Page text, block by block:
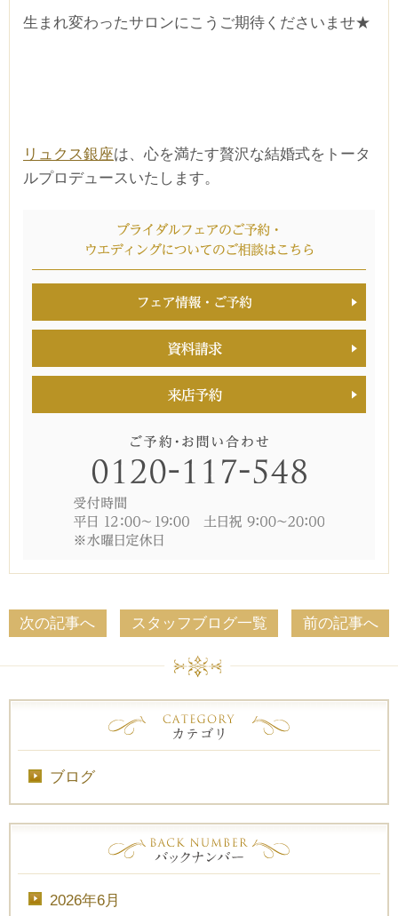
生まれ変わったサロンにこうご期待くださいませ★
リュクス銀座は、心を満たす贅沢な結婚式をトータ
ルプロデュースいたします。
スタッフブログ一覧
次の記事へ 前の記事へ
ブログ
2026年6月